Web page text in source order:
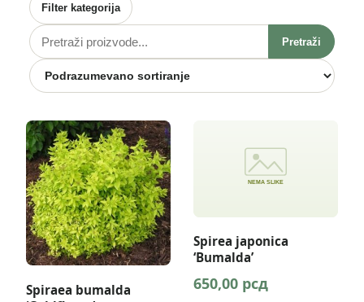
Filter kategorija
Pretraži
proizvode
Pretraži
Spiraea bumalda
Spirea japonica
‘Bumalda’
650,00 рсд